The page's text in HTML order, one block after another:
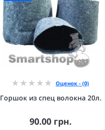
Оценок - (0)
Горшок из спец волокна 20л.
90.00 грн.